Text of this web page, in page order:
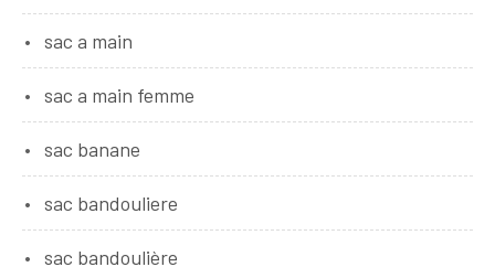
sac a main
sac a main femme
sac banane
sac bandouliere
sac bandoulière